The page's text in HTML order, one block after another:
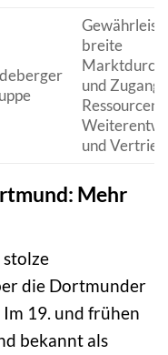
breite
und Zugang
Ressourcen
und
Mehr
die Dortmunder
19. und frühen
bekannt als